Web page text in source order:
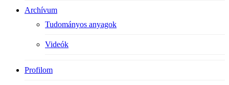
Archívum
Tudományos anyagok
Videók
Profilom